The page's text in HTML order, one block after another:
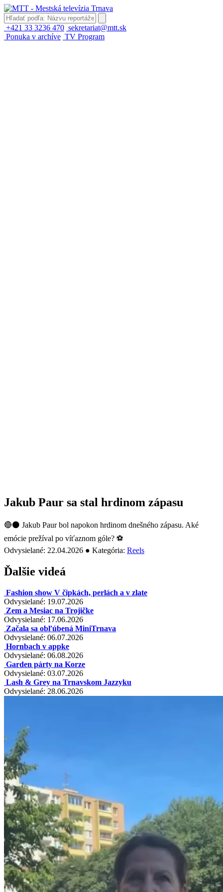
+421 33 3236 470 sekretariat@mtt.sk
Ponuka v archíve TV Program
Jakub Paur sa stal hrdinom zápasu
🔴⚫️ Jakub Paur bol napokon hrdinom dnešného zápasu. Aké
emócie prežíval po víťaznom góle? ⚽️
Odvysielané: 22.04.2026 ● Kategória: Reels
Ďalšie videá
Fashion show V čipkách, perlách a v zlate
Odvysielané: 19.07.2026
Zem a Mesiac na Trojičke
Odvysielané: 17.06.2026
Začala sa obľúbená MiniTrnava
Odvysielané: 06.07.2026
Hornbach v appke
Odvysielané: 06.08.2026
Garden párty na Korze
Odvysielané: 03.07.2026
Lash & Grey na Trnavskom Jazzyku
Odvysielané: 28.06.2026